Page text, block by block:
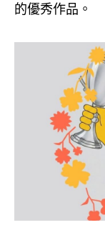
的優秀作品。